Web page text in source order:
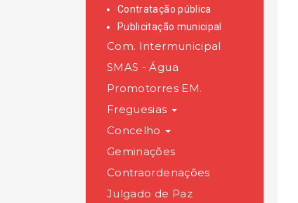
Contratação pública
Publicitação municipal
Com. Intermunicipal
SMAS - Água
Promotorres EM.
Freguesias
Concelho
Geminações
Contraordenações
Julgado de Paz